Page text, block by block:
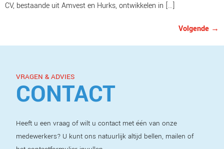
CV, bestaande uit Amvest en Hurks, ontwikkelen in […]
Volgende →
VRAGEN & ADVIES
CONTACT
Heeft u een vraag of wilt u contact met één van onze
medewerkers? U kunt ons natuurlijk altijd bellen, mailen of